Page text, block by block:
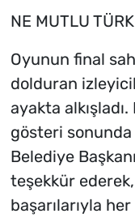
NE MUTLU
Oyunun final
dolduran
ayakta
gösteri sonunda
Belediye
teşekkür
başarılarıyla